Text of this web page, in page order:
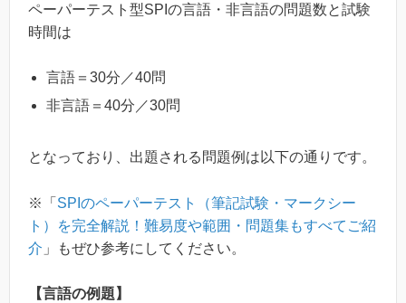
ペーパーテスト型SPIの言語・非言語の問題数と試験
時間は
言語＝30分／40問
非言語＝40分／30問
となっており、出題される問題例は以下の通りです。
※「 SPIのペーパーテスト（筆記試験・マークシー
ト）を完全解説！難易度や範囲・問題集もすべてご紹
介 」もぜひ参考にしてください。
【言語の例題】